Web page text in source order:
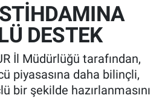
DESTEK
İl Müdürlüğü tarafından,
piyasasına daha bilinçli,
bir şekilde hazırlanmasını